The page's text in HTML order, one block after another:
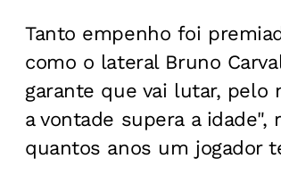
Tanto empenho foi
como o lateral Bruno
garante que vai lutar,
a vontade supera a
quantos anos um jogador